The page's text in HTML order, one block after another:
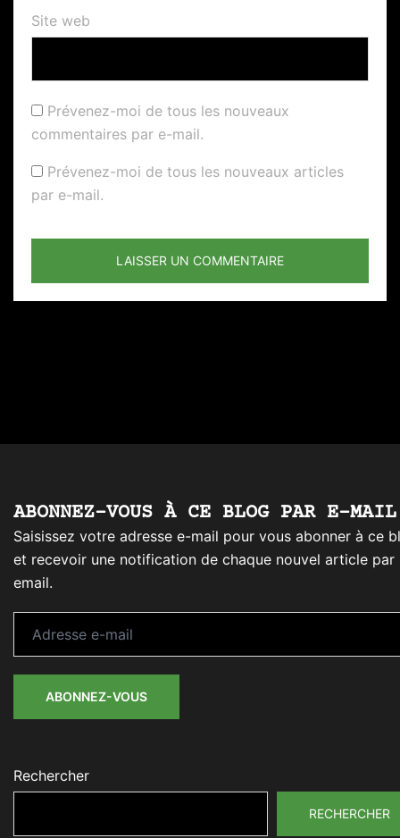
Site web
Prévenez-moi de tous les nouveaux
commentaires par e-mail.
Prévenez-moi de tous les nouveaux articles
par e-mail.
ABONNEZ-VOUS À CE BLOG PAR E-
Saisissez votre adresse e-mail pour vous abonner à ce
et recevoir une notification de chaque nouvel article par
email.
ABONNEZ-VOUS
Rechercher
RECHERCHER